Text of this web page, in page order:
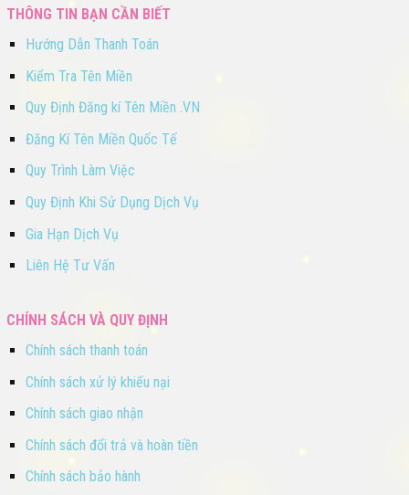
THÔNG TIN BẠN CẦN BIẾT
Hướng Dẫn Thanh Toán
Kiểm Tra Tên Miền
Quy Định Đăng kí Tên Miền .VN
Đăng Kí Tên Miền Quốc Tế
Quy Trình Làm Việc
Quy Định Khi Sử Dụng Dịch Vụ
Gia Hạn Dịch Vụ
Liên Hệ Tư Vấn
CHÍNH SÁCH VÀ QUY ĐỊNH
Chính sách thanh toán
Chính sách xử lý khiếu nại
Chính sách giao nhận
Chính sách đổi trả và hoàn tiền
Chính sách bảo hành